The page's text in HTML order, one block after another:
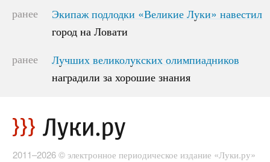
ранее
Экипаж подлодки «Великие Луки» навестил
город на Ловати
Экипаж подлодки «Великие Луки» навестил
город на Ловати
ранее
Лучших великолукских олимпиадников
наградили за хорошие знания
Лучших великолукских олимпиадников
наградили за хорошие знания
2011–2026 © электронное периодическое издание «Луки.ру»